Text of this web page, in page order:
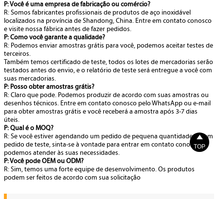
P: Você é uma empresa de fabricação ou comércio?
R: Somos fabricantes profissionais de produtos de aço inoxidável
localizados na província de Shandong, China. Entre em contato conosco
e visite nossa fábrica antes de fazer pedidos.
P: Como você garante a qualidade?
R: Podemos enviar amostras grátis para você, podemos aceitar testes de
terceiros.
Também temos certificado de teste, todos os lotes de mercadorias serão
testados antes do envio, e o relatório de teste será entregue a você com
suas mercadorias.
P: Posso obter amostras grátis?
R: Claro que pode. Podemos produzir de acordo com suas amostras ou
desenhos técnicos. Entre em contato conosco pelo WhatsApp ou e-mail
para obter amostras grátis e você receberá a amostra após 3-7 dias
úteis.
P: Qual é o MOQ?
R: Se você estiver agendando um pedido de pequena quantidade ou um
pedido de teste, sinta-se à vontade para entrar em contato conosco,
podemos atender às suas necessidades.
P: Você pode OEM ou ODM?
R: Sim, temos uma forte equipe de desenvolvimento. Os produtos
podem ser feitos de acordo com sua solicitação

TOP